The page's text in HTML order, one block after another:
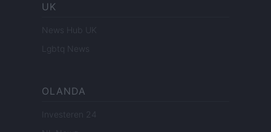
UK
News Hub UK
Lgbtq News
OLANDA
Investeren 24